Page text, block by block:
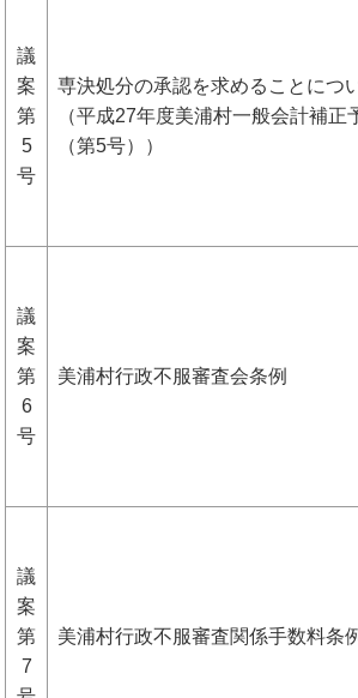
議
案
第
5
号
専決処分の承認を求めることにつ
（平成27年度美浦村一般会計補正
（第5号））
議
案
第
6
号
美浦村行政不服審査会条例
議
案
第
7
美浦村行政不服審査関係手数料条